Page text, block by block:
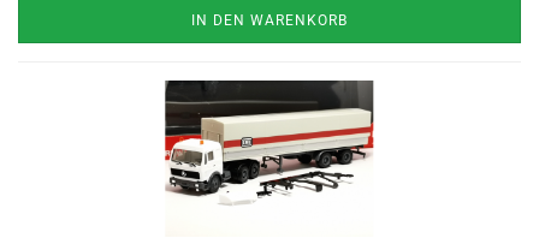
IN DEN WARENKORB